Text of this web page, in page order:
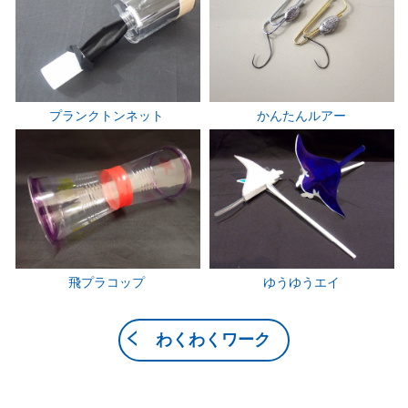
プランクトンネット かんたんルアー
飛プラコップ ゆうゆうエイ
わくわくワーク